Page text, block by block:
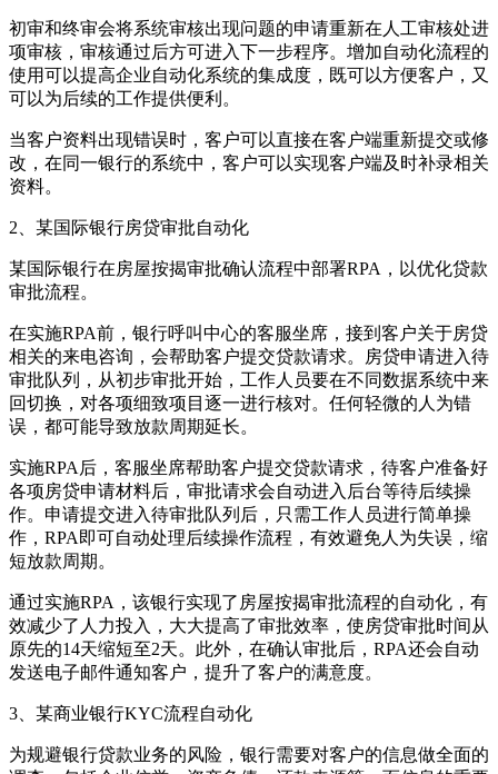
初审和终审会将系统审核出现问题的申请重新在人工审核处进
项审核，审核通过后方可进入下一步程序。增加自动化流程的
使用可以提高企业自动化系统的集成度，既可以方便客户，又
可以为后续的工作提供便利。
当客户资料出现错误时，客户可以直接在客户端重新提交或修
改，在同一银行的系统中，客户可以实现客户端及时补录相关
资料。
2、某国际银行房贷审批自动化
某国际银行在房屋按揭审批确认流程中部署RPA，以优化贷款
审批流程。
在实施RPA前，银行呼叫中心的客服坐席，接到客户关于房贷
相关的来电咨询，会帮助客户提交贷款请求。房贷申请进入待
审批队列，从初步审批开始，工作人员要在不同数据系统中来
回切换，对各项细致项目逐一进行核对。任何轻微的人为错
误，都可能导致放款周期延长。
实施RPA后，客服坐席帮助客户提交贷款请求，待客户准备好
各项房贷申请材料后，审批请求会自动进入后台等待后续操
作。申请提交进入待审批队列后，只需工作人员进行简单操
作，RPA即可自动处理后续操作流程，有效避免人为失误，缩
短放款周期。
通过实施RPA，该银行实现了房屋按揭审批流程的自动化，有
效减少了人力投入，大大提高了审批效率，使房贷审批时间从
原先的14天缩短至2天。此外，在确认审批后，RPA还会自动
发送电子邮件通知客户，提升了客户的满意度。
3、某商业银行KYC流程自动化
为规避银行贷款业务的风险，银行需要对客户的信息做全面的